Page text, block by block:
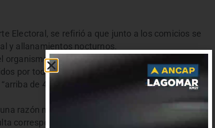
Electoral, se refirió a que junto a los comicios se
y allanamientos nocturnos.
lleva a cabo la “preparación del material
por todo el país. También comentó que las
de 40 mil personas”, entre funcionarios y
razón no vayan a votar el domingo, Garchitorena
correspondiente o justificar la no emisión de su